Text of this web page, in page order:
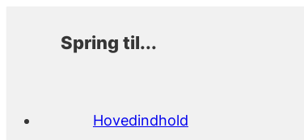
Spring til...
Hovedindhold